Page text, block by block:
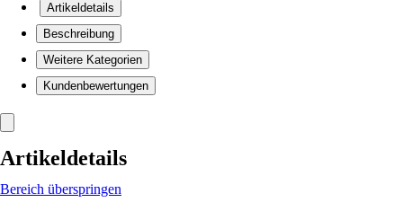
Artikeldetails
Beschreibung
Weitere Kategorien
Kundenbewertungen
Artikeldetails
Bereich überspringen